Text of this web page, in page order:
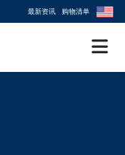
最新资讯 购物清单